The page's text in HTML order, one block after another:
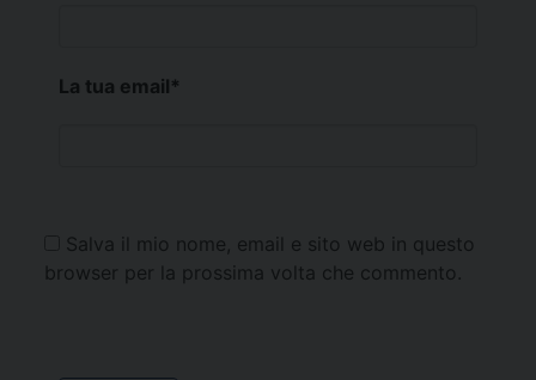
La tua email*
Salva il mio nome, email e sito web in questo
browser per la prossima volta che commento.